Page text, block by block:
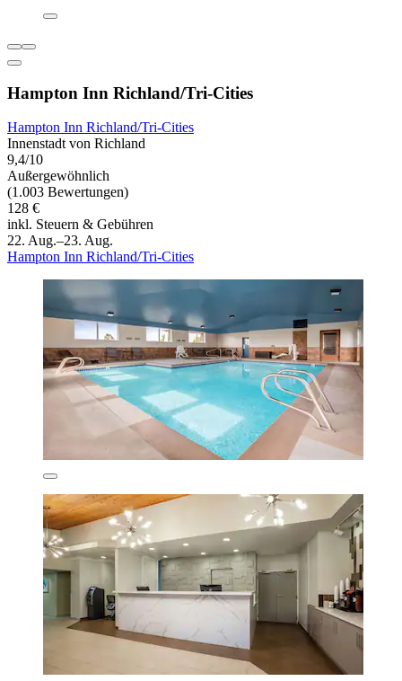
Hampton Inn Richland/Tri-Cities
Hampton Inn Richland/Tri-Cities
Innenstadt von Richland
9,4/10
Außergewöhnlich
(1.003 Bewertungen)
128 €
inkl. Steuern & Gebühren
22. Aug.–23. Aug.
Hampton Inn Richland/Tri-Cities